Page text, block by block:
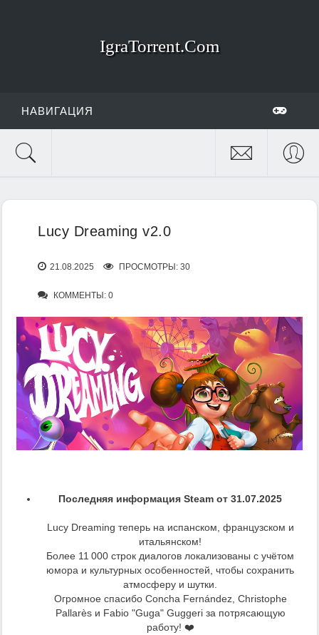
IgraTorrent.Com
НАВИГАЦИЯ
Lucy Dreaming v2.0
21.08.2025 ПРОСМОТРЫ: 30
КОММЕНТЫ: 0
Последняя информация Steam от 31.07.2025
Lucy Dreaming теперь на испанском, французском и
итальянском!
Более 11 000 строк диалогов локализованы с учётом
юмора и культурных особенностей, чтобы сохранить
атмосферу и шутки.
Огромное спасибо Concha Fernández, Christophe
Pallarès и Fabio "Guga" Guggeri за потрясающую
работу! ❤️